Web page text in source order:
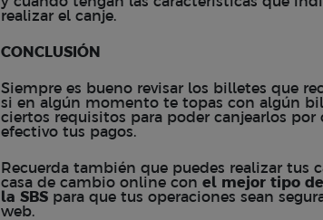
realizar el canje.
CONCLUSIÓN
Siempre es bueno revisar los billetes que
si en algún momento te topas con algún
ciertos requisitos para poder canjearlos
efectivo tus pagos.
Recuerda también que puedes realizar tus
casa de cambio online con el mejor tipo
la SBS para que tus operaciones sean
web.